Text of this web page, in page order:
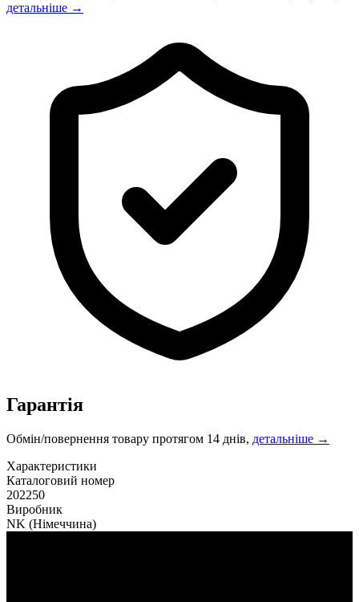
детальніше →
Гарантія
Обмін/повернення товару протягом 14 днів, детальніше →
Характеристики
Каталоговий номер
202250
Виробник
NK (Німеччина)